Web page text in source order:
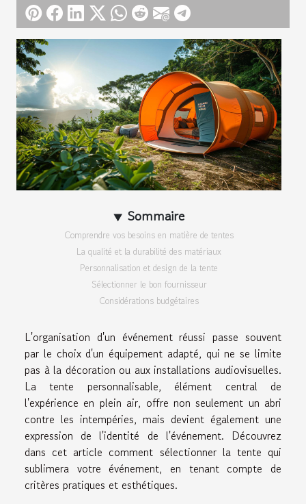
Sommaire
Comprendre vos besoins en matière de tentes
La qualité et la durabilité des matériaux
Personnalisation et design de la tente
Sélectionner le bon fournisseur
Considérations budgétaires
L'organisation d'un événement réussi passe souvent
par le choix d'un équipement adapté, qui ne se limite
pas à la décoration ou aux installations audiovisuelles.
La tente personnalisable, élément central de
l'expérience en plein air, offre non seulement un abri
contre les intempéries, mais devient également une
expression de l'identité de l'événement. Découvrez
dans cet article comment sélectionner la tente qui
sublimera votre événement, en tenant compte de
critères pratiques et esthétiques.